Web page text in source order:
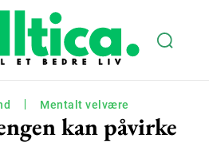
Mentalt velvære
kan påvirke